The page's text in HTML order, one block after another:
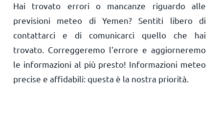
Hai trovato errori o mancanze riguardo alle
previsioni meteo di Yemen? Sentiti libero di
contattarci e di comunicarci quello che hai
trovato. Correggeremo l'errore e aggiorneremo
le informazioni al più presto! Informazioni meteo
precise e affidabili: questa è la nostra priorità.